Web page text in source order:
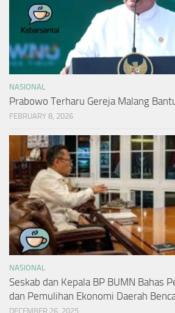
NASIONAL
Prabowo Terharu Gereja Malang
FEBRUARY 8, 2026
NASIONAL
Seskab dan Kepala BP BUMN Bahas
dan Pemulihan Ekonomi Daerah
DECEMBER 26, 2025